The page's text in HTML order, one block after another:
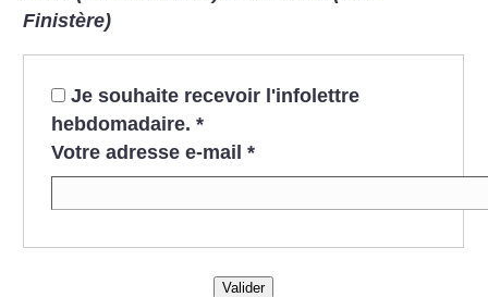
Finistère)
Je souhaite recevoir l'infolettre
hebdomadaire. *
Votre adresse e-mail *
Valider